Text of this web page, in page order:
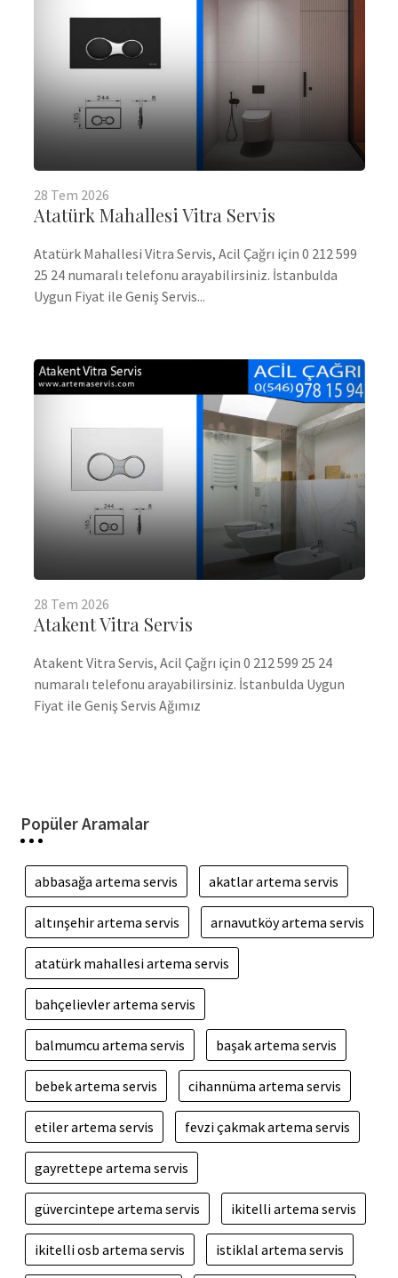
28 Tem 2026
Atatürk Mahallesi Vitra Servis
Atatürk Mahallesi Vitra Servis, Acil Çağrı için 0 212 599
25 24 numaralı telefonu arayabilirsiniz. İstanbulda
Uygun Fiyat ile Geniş Servis...
28 Tem 2026
Atakent Vitra Servis
Atakent Vitra Servis, Acil Çağrı için 0 212 599 25 24
numaralı telefonu arayabilirsiniz. İstanbulda Uygun
Fiyat ile Geniş Servis Ağımız
Popüler Aramalar
abbasağa artema servis akatlar artema servis
altınşehir artema servis arnavutköy artema servis
atatürk mahallesi artema servis
bahçelievler artema servis
balmumcu artema servis başak artema servis
bebek artema servis cihannüma artema servis
etiler artema servis fevzi çakmak artema servis
gayrettepe artema servis
güvercintepe artema servis ikitelli artema servis
ikitelli osb artema servis istiklal artema servis